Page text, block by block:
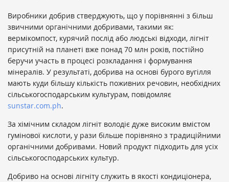
Виробники добрив стверджують, що у порівнянні з більш
звичними органічними добривами, такими як:
вермікомпост, курячий послід або людські відходи, лігніт
присутній на планеті вже понад 70 млн років, постійно
беручи участь в процесі розкладання і формування
мінералів. У результаті, добрива на основі бурого вугілля
мають куди більшу кількість поживних речовин, необхідних
сільськогосподарським культурам, повідомляє
sunstar.com.ph.
За хімічним складом лігніт володіє дуже високим вмістом
гумінової кислоти, у рази більше порівняно з традиційними
органічними добривами. Новий продукт підходить для усіх
сільськогосподарських культур.
Добриво на основі лігніту служить в якості кондиціонера,